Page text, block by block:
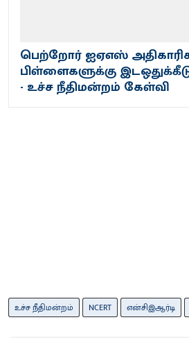
பெற்றோர் ஐஏஎஸ்
பிள்ளைகளுக்கு
- உச்ச நீதிமன்றம் கேள்வி
உச்ச நீதிமன்றம் NCERT என்சிஇஆர்டி